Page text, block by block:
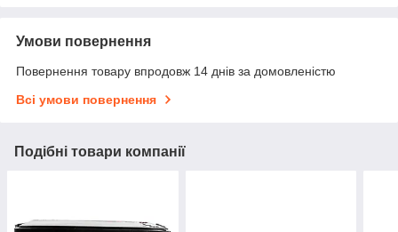
Умови повернення
Повернення товару впродовж 14 днів за домовленістю
Всі умови повернення
Подібні товари компанії